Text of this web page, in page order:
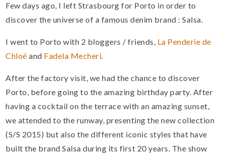
Few days ago, I left Strasbourg for Porto in order to
discover the universe of a famous denim brand : Salsa.
I went to Porto with 2 bloggers / friends, La Penderie de
Chloé and Fadela Mecheri.
After the factory visit, we hadthe chance to discover
Porto, before going to the amazing birthday party. After
having a cocktail on the terrace with an amazing sunset,
we attended to the runway, presentingthe new collection
(S/S 2015) but also thedifferent iconic styles that have
built the brand Salsa during its first 20 years. The show